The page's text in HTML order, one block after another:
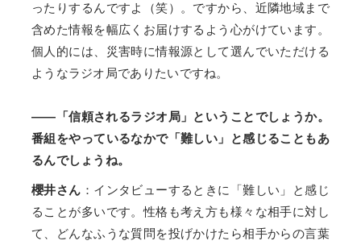
ったりするんですよ（笑）。ですから、近隣地域まで
含めた情報を幅広くお届けするよう心がけています。
個人的には、災害時に情報源として選んでいただける
ようなラジオ局でありたいですね。
――「信頼されるラジオ局」ということでしょうか。
番組をやっているなかで「難しい」と感じることもあ
るんでしょうね。
櫻井さん ：インタビューするときに「難しい」と感じ
ることが多いです。性格も考え方も様々な相手に対し
て、どんなふうな質問を投げかけたら相手からの言葉